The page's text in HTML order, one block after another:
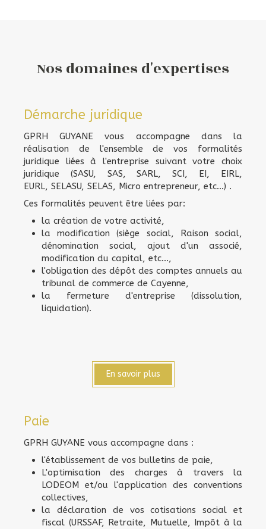
Nos domaines d'expertises
Démarche juridique
GPRH GUYANE vous accompagne dans la
réalisation de l'ensemble de vos formalités
juridique liées à l'entreprise suivant votre choix
juridique (SASU, SAS, SARL, SCI, EI, EIRL,
EURL, SELASU, SELAS, Micro entrepreneur, etc...) .
Ces formalités peuvent être liées par:
la création de votre activité,
la modification (siège social, Raison social,
dénomination social, ajout d'un associé,
modification du capital, etc...,
l'obligation des dépôt des comptes annuels au
tribunal de commerce de Cayenne,
la fermeture d'entreprise (dissolution,
liquidation).
En savoir plus
Paie
GPRH GUYANE vous accompagne dans :
l'établissement de vos bulletins de paie,
L'optimisation des charges à travers la
LODEOM et/ou l'application des conventions
collectives,
la déclaration de vos cotisations social et
fiscal (URSSAF, Retraite, Mutuelle, Impôt à la